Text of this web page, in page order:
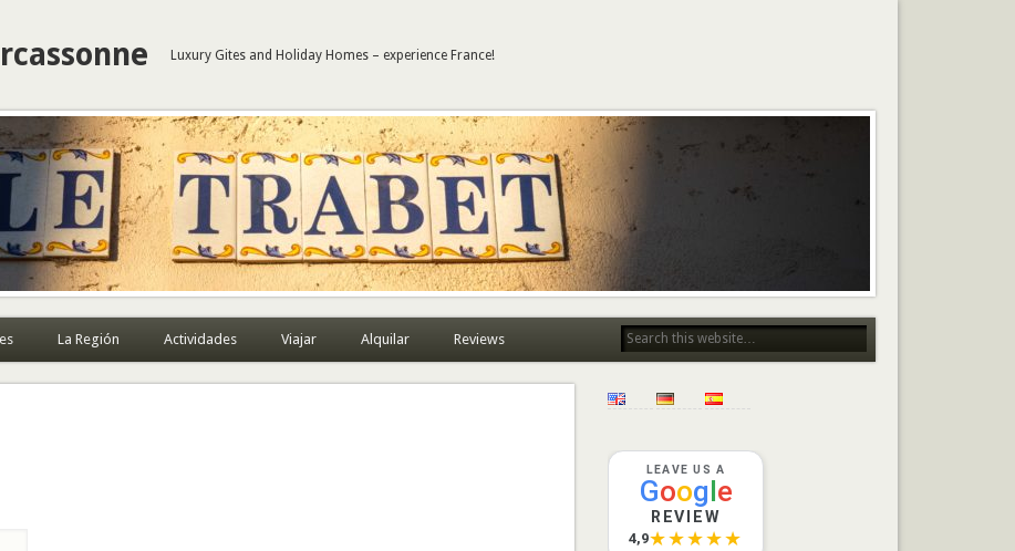
Luxury Gites and Holiday Homes – experience France!
La Región Actividades Viajar Alquilar Reviews
LEAVE US A
Google
REVIEW
4,9★★★★★